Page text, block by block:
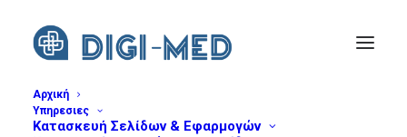
Αρχική
Υπηρεσιες
Κατασκευή Σελίδων & Εφαρμογών